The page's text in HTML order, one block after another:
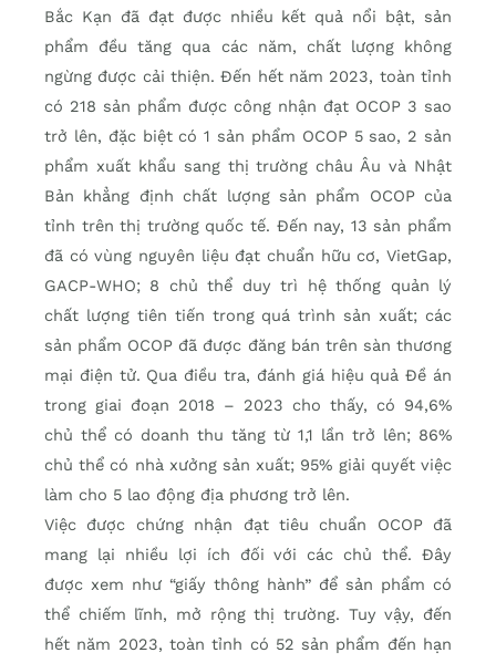
Bắc Kạn đã đạt được nhiều kết quả nổi bật, sản
phẩm đều tăng qua các năm, chất lượng không
ngừng được cải thiện. Đến hết năm 2023, toàn tỉnh
có 218 sản phẩm được công nhận đạt OCOP 3 sao
trở lên, đặc biệt có 1 sản phẩm OCOP 5 sao, 2 sản
phẩm xuất khẩu sang thị trường châu Âu và Nhật
Bản khẳng định chất lượng sản phẩm OCOP của
tỉnh trên thị trường quốc tế. Đến nay, 13 sản phẩm
đã có vùng nguyên liệu đạt chuẩn hữu cơ, VietGap,
GACP-WHO; 8 chủ thể duy trì hệ thống quản lý
chất lượng tiên tiến trong quá trình sản xuất; các
sản phẩm OCOP đã được đăng bán trên sàn thương
mại điện tử. Qua điều tra, đánh giá hiệu quả Đề án
trong giai đoạn 2018 – 2023 cho thấy, có 94,6%
chủ thể có doanh thu tăng từ 1,1 lần trở lên; 86%
chủ thể có nhà xưởng sản xuất; 95% giải quyết việc
làm cho 5 lao động địa phương trở lên.
Việc được chứng nhận đạt tiêu chuẩn OCOP đã
mang lại nhiều lợi ích đối với các chủ thể. Đây
được xem như “giấy thông hành” để sản phẩm có
thể chiếm lĩnh, mở rộng thị trường. Tuy vậy, đến
hết năm 2023, toàn tỉnh có 52 sản phẩm đến hạn